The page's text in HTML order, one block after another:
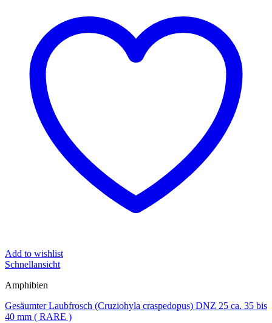
Add to wishlist
Schnellansicht
Amphibien
Gesäumter Laubfrosch (Cruziohyla craspedopus) DNZ 25 ca. 35 bis
40 mm ( RARE )